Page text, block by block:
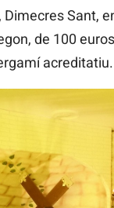
Sant,
de 100
acreditatiu.